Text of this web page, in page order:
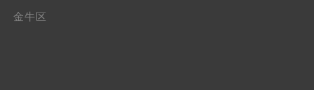
金牛区